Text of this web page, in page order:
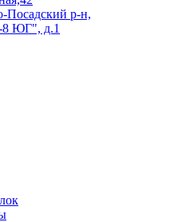
Посадский р-н,
8 ЮГ", д.1